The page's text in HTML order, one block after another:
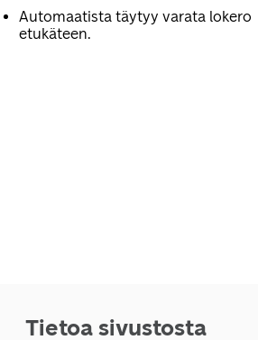
Automaatista täytyy varata lokero
etukäteen.
Tietoa sivustosta